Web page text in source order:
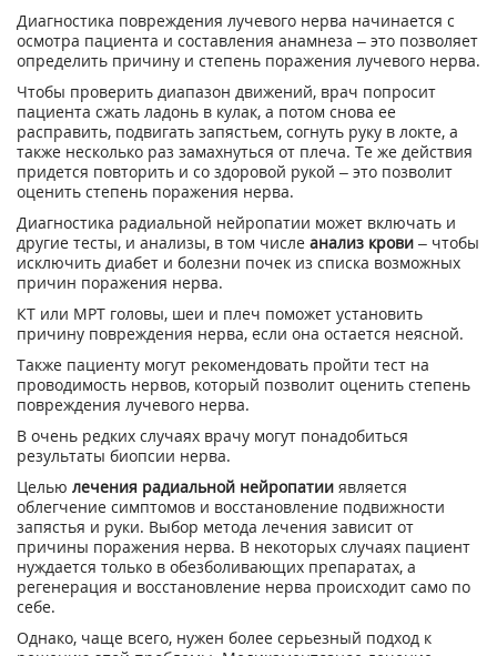
Диагностика повреждения лучевого нерва начинается с
осмотра пациента и составления анамнеза – это позволяет
определить причину и степень поражения лучевого нерва.
Чтобы проверить диапазон движений, врач попросит
пациента сжать ладонь в кулак, а потом снова ее
расправить, подвигать запястьем, согнуть руку в локте, а
также несколько раз замахнуться от плеча. Те же действия
придется повторить и со здоровой рукой – это позволит
оценить степень поражения нерва.
Диагностика радиальной нейропатии может включать и
другие тесты, и анализы, в том числе анализ крови – чтобы
исключить диабет и болезни почек из списка возможных
причин поражения нерва.
КТ или МРТ головы, шеи и плеч поможет установить
причину повреждения нерва, если она остается неясной.
Также пациенту могут рекомендовать пройти тест на
проводимость нервов, который позволит оценить степень
повреждения лучевого нерва.
В очень редких случаях врачу могут понадобиться
результаты биопсии нерва.
Целью лечения радиальной нейропатии является
облегчение симптомов и восстановление подвижности
запястья и руки. Выбор метода лечения зависит от
причины поражения нерва. В некоторых случаях пациент
нуждается только в обезболивающих препаратах, а
регенерация и восстановление нерва происходит само по
себе.
Однако, чаще всего, нужен более серьезный подход к